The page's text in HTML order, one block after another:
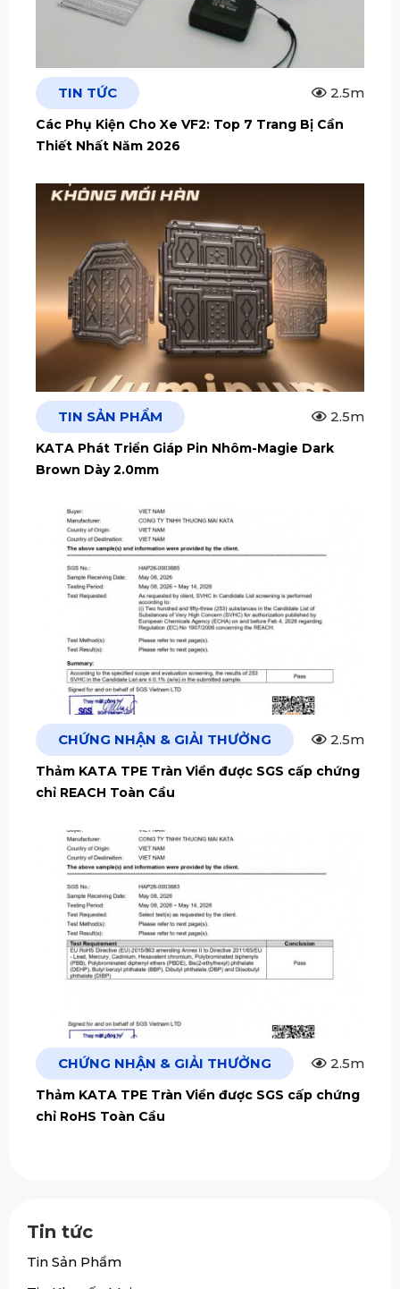
TIN TỨC 2.5m
Các Phụ Kiện Cho Xe VF2: Top 7 Trang Bị Cần
Thiết Nhất Năm 2026
TIN SẢN PHẨM 2.5m
KATA Phát Triển Giáp Pin Nhôm-Magie Dark
Brown Dày 2.0mm
CHỨNG NHẬN & GIẢI THƯỞNG 2.5m
Thảm KATA TPE Tràn Viền được SGS cấp chứng
chỉ REACH Toàn Cầu
CHỨNG NHẬN & GIẢI THƯỞNG 2.5m
Thảm KATA TPE Tràn Viền được SGS cấp chứng
chỉ RoHS Toàn Cầu
Tin tức
Tin Sản Phẩm